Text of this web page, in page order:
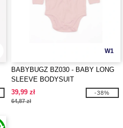
W1
BABYBUGZ BZ030 - BABY LONG
SLEEVE BODYSUIT
39,99 zł
64,87 zł
-38%